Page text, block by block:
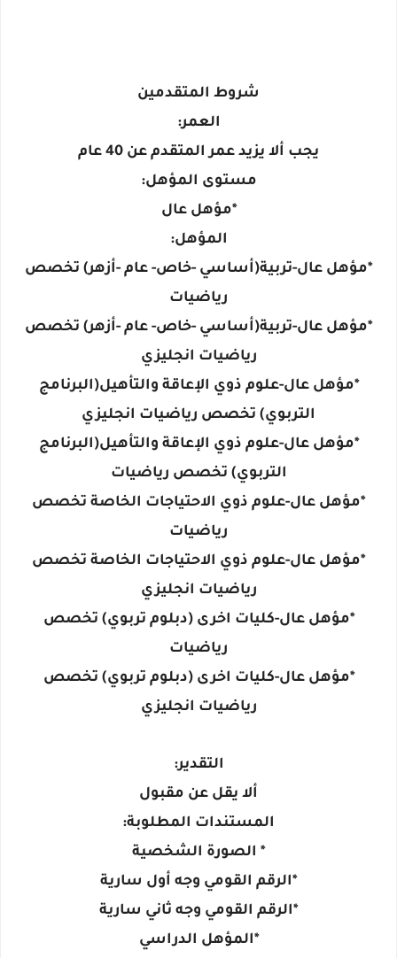
شروط المتقدمين
العمر:
يجب ألا يزيد عمر المتقدم عن 40 عام
مستوى المؤهل:
*مؤهل عال
المؤهل:
*مؤهل عال-تربية(أساسي -خاص- عام -أزهر) تخصص
رياضيات
*مؤهل عال-تربية(أساسي -خاص- عام -أزهر) تخصص
رياضيات انجليزي
*مؤهل عال-علوم ذوي الإعاقة والتأهيل(البرنامج
التربوي) تخصص رياضيات انجليزي
*مؤهل عال-علوم ذوي الإعاقة والتأهيل(البرنامج
التربوي) تخصص رياضيات
*مؤهل عال-علوم ذوي الاحتياجات الخاصة تخصص
رياضيات
*مؤهل عال-علوم ذوي الاحتياجات الخاصة تخصص
رياضيات انجليزي
*مؤهل عال-كليات اخرى (دبلوم تربوي) تخصص
رياضيات
*مؤهل عال-كليات اخرى (دبلوم تربوي) تخصص
رياضيات انجليزي
التقدير:
ألا يقل عن مقبول
المستندات المطلوبة:
* الصورة الشخصية
*الرقم القومي وجه أول سارية
*الرقم القومي وجه ثاني سارية
*المؤهل الدراسي